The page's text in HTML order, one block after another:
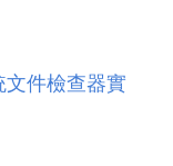
件檢查器實